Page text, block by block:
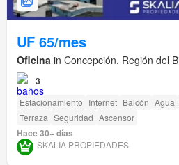
UF 65/mes
Oficina in Concepción, Región del
3
Estacionamiento Internet Balcón Agua
Terraza Seguridad Ascensor
Hace 30+ días
SKALIA PROPIEDADES